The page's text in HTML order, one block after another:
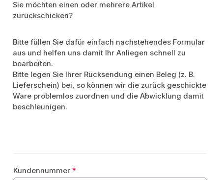
Sie möchten einen oder mehrere Artikel
zurückschicken?
Bitte füllen Sie dafür einfach nachstehendes Formular
aus und helfen uns damit Ihr Anliegen schnell zu
bearbeiten.
Bitte legen Sie Ihrer Rücksendung einen Beleg (z. B.
Lieferschein) bei, so können wir die zurück geschickte
Ware problemlos zuordnen und die Abwicklung damit
beschleunigen.
Kundennummer*